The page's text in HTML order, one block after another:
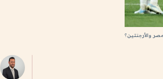
والأرجنتين؟